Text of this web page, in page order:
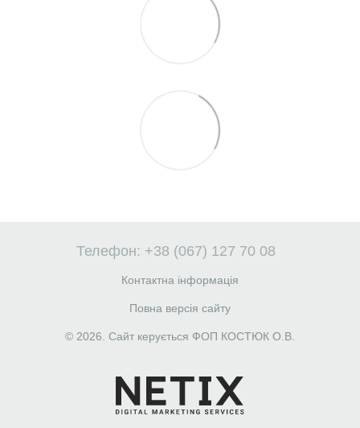
Телефон: +38 (067) 127 70 08
Контактна інформація
Повна версія сайту
© 2026. Сайт керується ФОП КОСТЮК О.В.